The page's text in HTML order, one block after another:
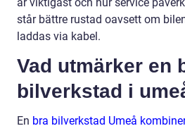
står bättre rustad oavsett om
laddas via kabel.
Vad utmärker en
bilverkstad i
En bra bilverkstad Umeå